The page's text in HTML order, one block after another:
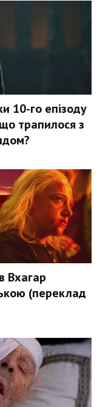
10-го епізоду
трапилося з
Вхагар
(переклад